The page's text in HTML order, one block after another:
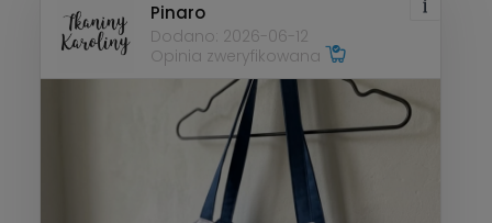
Pinaro
Dodano: 2026-06-12
Opinia zweryfikowana